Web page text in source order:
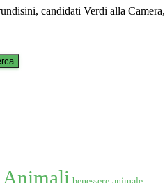
candidati Verdi alla Camera,
Animali